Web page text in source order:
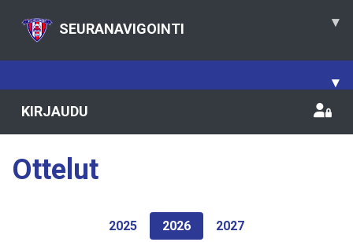
SEURANAVIGOINTI ▾
▾
KIRJAUDU
Ottelut
2025 2026 2027